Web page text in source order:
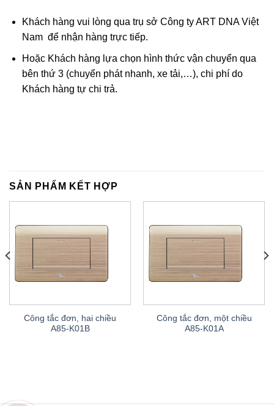
Khách hàng vui lòng qua trụ sở Công ty ART DNA Việt
Nam để nhận hàng trực tiếp.
Hoặc Khách hàng lựa chọn hình thức vận chuyển qua
bên thứ 3 (chuyển phát nhanh, xe tải,…), chi phí do
Khách hàng tự chi trả.
SẢN PHẨM KẾT HỢP
Công tắc đơn, hai chiều
A85-K01B
Công tắc đơn, một chiều
A85-K01A